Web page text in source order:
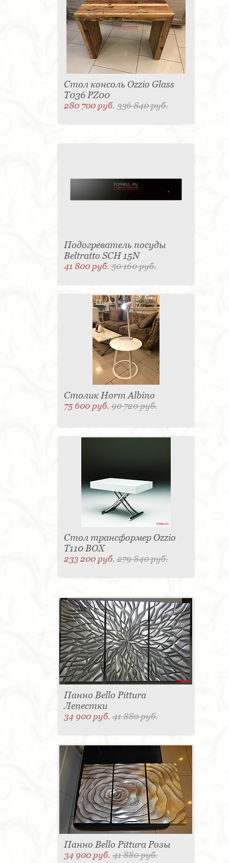
Стол консоль Ozzio Glass
T036 PZ00
280 700 руб.336 840 руб.
Подогреватель посуды
Beltratto SCH 15N
41 800 руб.50 160 руб.
Столик Horm Albino
75 600 руб.90 720 руб.
Стол трансформер Ozzio
T110 BOX
233 200 руб.279 840 руб.
Панно Bello Pittura
Лепестки
34 900 руб.41 880 руб.
Панно Bello Pittura Розы
34 900 руб.41 880 руб.